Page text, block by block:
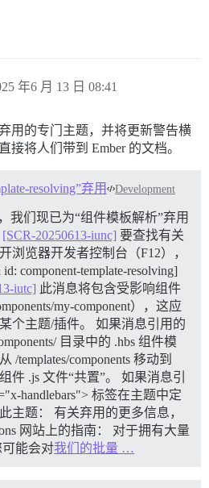
年6 月 13 日 08:41
用的专门主题，并将更新警告横
接将人们带到 Ember 的文档。
resolving”弃用 Development
我们现已为“组件模板解析”弃用
[SCR-20250613-iunc] 要查找有关
浏览器开发者控制台（F12），
component-template-resolving]
iutc] 此消息将包含受影响组件
my-component），这应
个主题/插件。 如果消息引用的
目录中的 .hbs 组件模
/templates/components 移动到
件 .js 文件“共置”。 如果消息引
handlebars"> 标签在主题中定
主题： 有关弃用的更多信息，
网站上的指南： 对于拥有大量
能会对我们的批量 …